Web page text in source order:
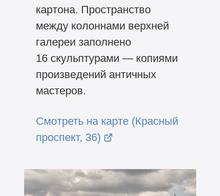
картона. Пространство
между колоннами верхней
галереи заполнено
16 скульптурами — копиями
произведений античных
мастеров.
Смотреть на карте (Красный
проспект, 36)